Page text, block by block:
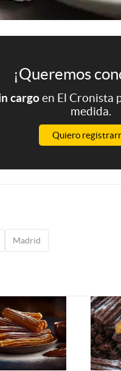
¡Queremos
cargoen El Cronista
medida.
Quiero
Madrid